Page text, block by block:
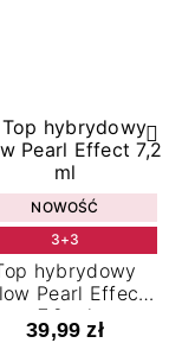
NOWOŚĆ
3+3
hybrydowy
Pearl Effect
7,2 ml
39,99 zł